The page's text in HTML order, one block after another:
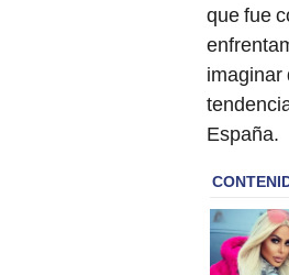
que fue
imaginar
España.